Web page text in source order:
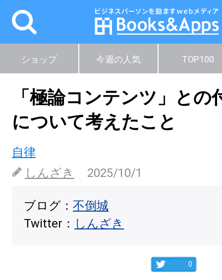
ショップ 今週の人気 TOP100
「極論コンテンツ」との
について考えたこと
自律
しんざき
2025/10/1
ブログ： 不倒城
Twitter： しんざき
0